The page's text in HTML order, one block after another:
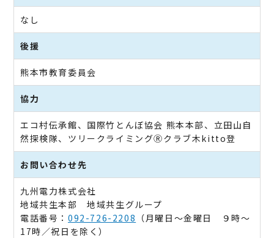
なし
後援
熊本市教育委員会
協力
エコ村伝承館、国際竹とんぼ協会 熊本本部、立田山自
然探検隊、ツリークライミングⓇクラブ木kitto登
お問い合わせ先
九州電力株式会社
地域共生本部 地域共生グループ
電話番号： 092-726-2208 （月曜日～金曜日 ９時～
17時／祝日を除く）